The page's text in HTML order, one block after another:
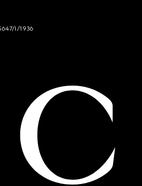
I/1936